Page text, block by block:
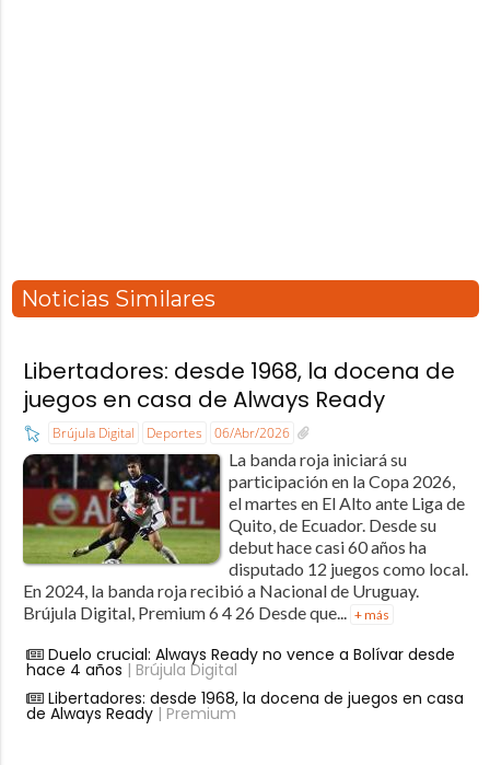
Noticias Similares
Libertadores: desde 1968, la docena de
juegos en casa de Always Ready
Brújula Digital Deportes 06/Abr/2026
La banda roja iniciará su
participación en la Copa 2026,
el martes en El Alto ante Liga de
Quito, de Ecuador. Desde su
debut hace casi 60 años ha
disputado 12 juegos como local.
En 2024, la banda roja recibió a Nacional de Uruguay.
Brújula Digital, Premium 6 4 26 Desde que... + más
Duelo crucial: Always Ready no vence a Bolívar desde
hace 4 años | Brújula Digital
Libertadores: desde 1968, la docena de juegos en casa
de Always Ready| Premium